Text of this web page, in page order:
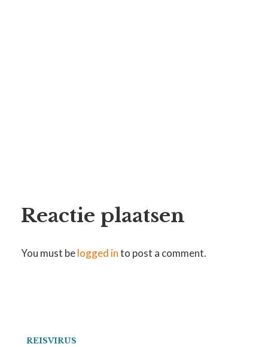
Reactie plaatsen
You must belogged into post a comment.
REISVIRUS